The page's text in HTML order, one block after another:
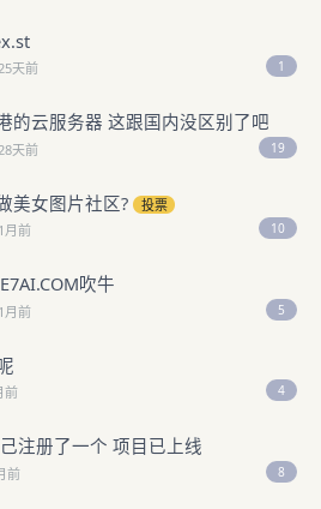
天前 1
的云服务器 这跟国内没区别了吧
28天前 19
美女图片社区?
投票
1月前 10
吹牛
1月前 5
前 4
注册了一个 项目已上线
前 8